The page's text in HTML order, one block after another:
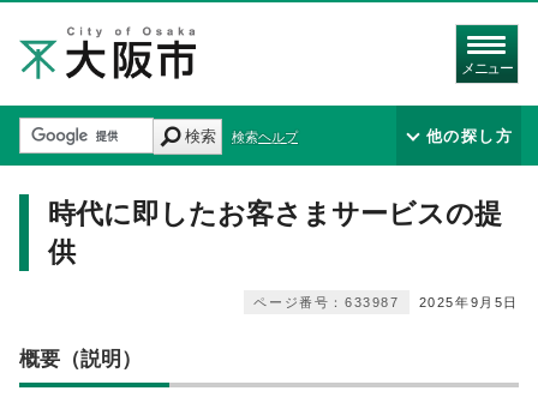
メニュー
検索 検索ヘルプ 他の探し方
時代に即したお客さまサービスの提
供
2025年9月5日
ページ番号：633987
概要（説明）